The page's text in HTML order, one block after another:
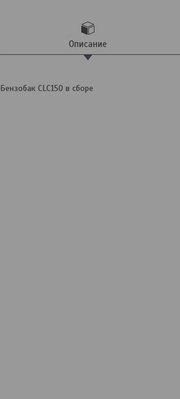
Описание
Бензобак CLC150 в сборе